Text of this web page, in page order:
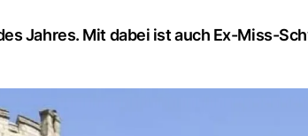
Jahres. Mit dabei ist auch Ex-Miss-